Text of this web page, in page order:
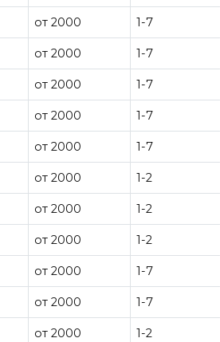
от 2000 1-7
от 2000 1-7
от 2000 1-7
от 2000 1-7
от 2000 1-7
от 2000 1-2
от 2000 1-2
от 2000 1-2
от 2000 1-7
от 2000 1-7
от 2000 1-2